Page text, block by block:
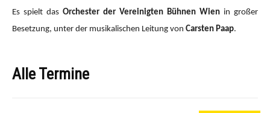
Es spielt das Orchester der Vereinigten Bühnen Wien in großer
Besetzung, unter der musikalischen Leitung von Carsten Paap.
Alle Termine